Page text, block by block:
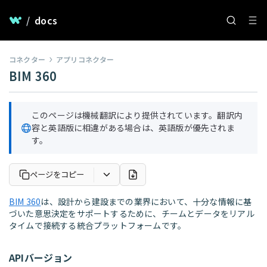
/ docs
コネクター アプリコネクター
BIM 360
このページは機械翻訳により提供されています。翻訳内
容と英語版に相違がある場合は、英語版が優先されま
す。
ページをコピー
BIM 360は、設計から建設までの業界において、十分な情報に基
づいた意思決定をサポートするために、チームとデータをリアル
タイムで接続する統合プラットフォームです。
APIバージョン